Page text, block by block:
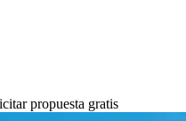
propuesta gratis